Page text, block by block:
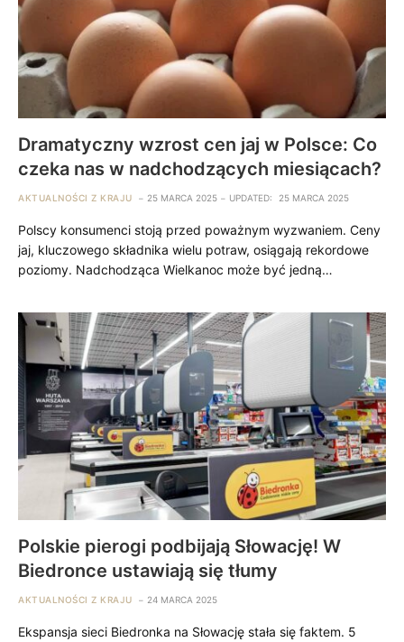
Dramatyczny wzrost cen jaj w Polsce: Co
czeka nas w nadchodzących miesiącach?
AKTUALNOŚCI Z KRAJU 25 MARCA 2025 UPDATED: 25 MARCA 2025
Polscy konsumenci stoją przed poważnym wyzwaniem. Ceny
jaj, kluczowego składnika wielu potraw, osiągają rekordowe
poziomy. Nadchodząca Wielkanoc może być jedną…
Polskie pierogi podbijają Słowację! W
Biedronce ustawiają się tłumy
AKTUALNOŚCI Z KRAJU 24 MARCA 2025
Ekspansja sieci Biedronka na Słowację stała się faktem. 5